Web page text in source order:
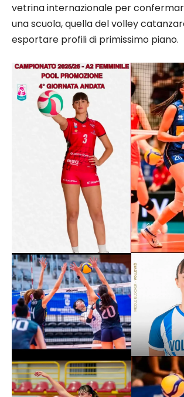
vetrina internazionale per
una scuola, quella del volley
esportare profili di primissimo piano.